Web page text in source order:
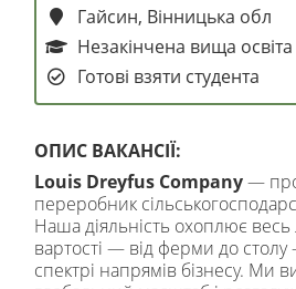
Гайсин, Вінницька обл
Незакінчена вища освіта
Готові взяти студента
ОПИС ВАКАНСІЇ:
Louis Dreyfus Company—
переробник
Наша діяльність охоплює
вартості — від ферми до
спектрі напрямів бізнесу. Ми